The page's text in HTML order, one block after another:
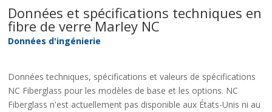
Données et spécifications techniques en
fibre de verre Marley NC
Données d'ingénierie
Données techniques, spécifications et valeurs de spécifications
NC Fiberglass pour les modèles de base et les options. NC
Fiberglass n'est actuellement pas disponible aux États-Unis ni au